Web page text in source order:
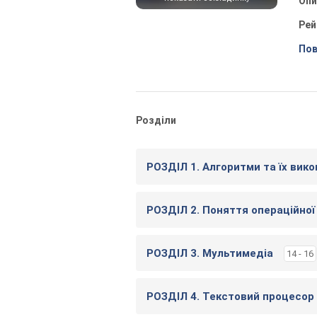
Розділи
РОЗДІЛ 1. Алгоритми та їх
РОЗДІЛ 2. Поняття
РОЗДІЛ 3. Мультимедіа 14 - 16
РОЗДІЛ 4. Текстовий процесор